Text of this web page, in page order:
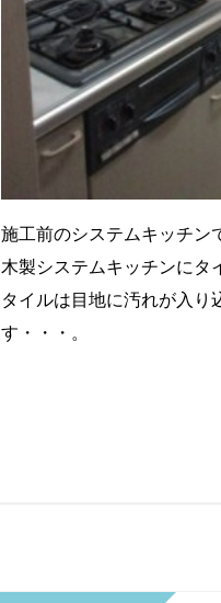
施工前のシステムキッチン
木製システムキッチンにタ
タイルは目地に汚れが入り
す・・・。